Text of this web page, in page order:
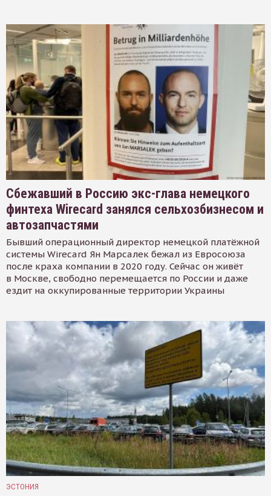
Сбежавший в Россию экс-глава немецкого
финтеха Wirecard занялся сельхозбизнесом и
автозапчастями
Бывший операционный директор немецкой платёжной
системы Wirecard Ян Марсалек бежал из Евросоюза
после краха компании в 2020 году. Сейчас он живёт
в Москве, свободно перемещается по России и даже
ездит на оккупированные территории Украины
ЭСТОНИЯ